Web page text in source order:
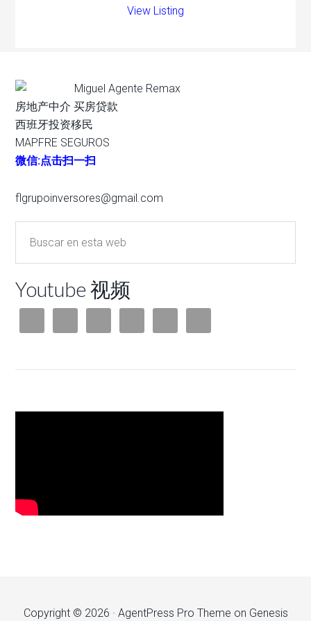
View Listing
Miguel Agente Remax
房地产中介 买房贷款
西班牙投资移民
MAPFRE SEGUROS
微信:点击扫一扫
flgrupoinversores@gmail.com
Youtube 视频
Copyright © 2026 · AgentPress Pro Theme on Genesis